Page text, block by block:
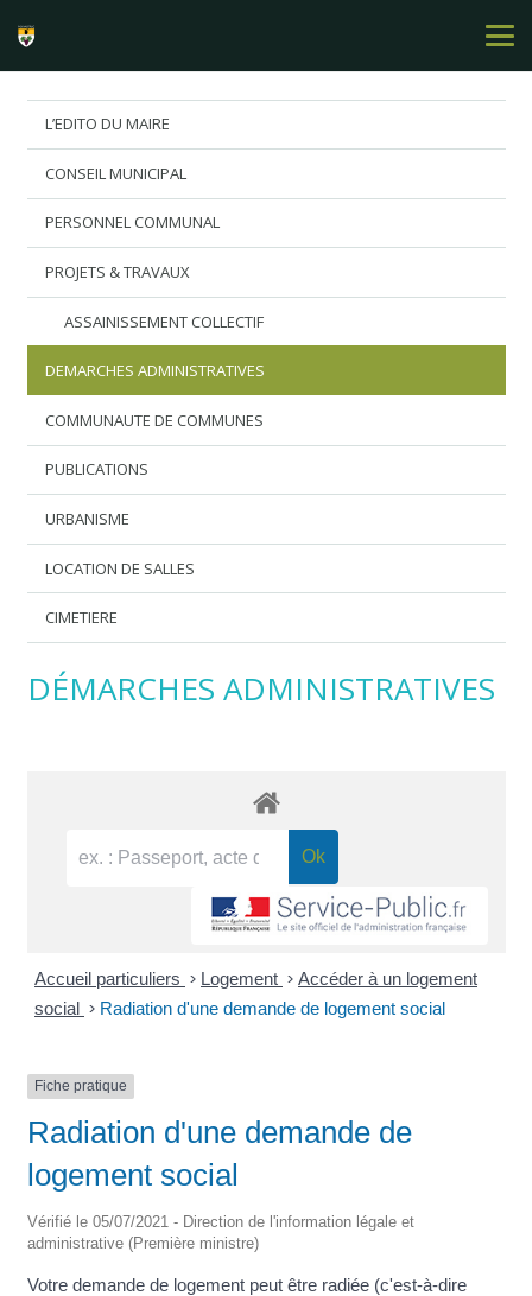
L’EDITO DU MAIRE
CONSEIL MUNICIPAL
PERSONNEL COMMUNAL
PROJETS & TRAVAUX
ASSAINISSEMENT COLLECTIF
DEMARCHES ADMINISTRATIVES
COMMUNAUTE DE COMMUNES
PUBLICATIONS
URBANISME
LOCATION DE SALLES
CIMETIERE
DÉMARCHES ADMINISTRATIVES
Accueil particuliers > Logement > Accéder à un logement
social > Radiation d'une demande de logement social
Fiche pratique
Radiation d'une demande de
logement social
Vérifié le 05/07/2021 - Direction de l'information légale et
administrative (Première ministre)
Votre demande de logement peut être radiée (c'est-à-dire